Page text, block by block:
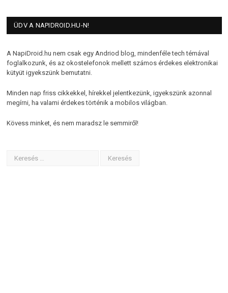
ÜDV A NAPIDROID.HU-N!
A NapiDroid.hu nem csak egy Andriod blog, mindenféle tech témával
foglalkozunk, és az okostelefonok mellett számos érdekes elektronikai
kütyüt igyekszünk bemutatni.
Minden nap friss cikkekkel, hírekkel jelentkezünk, igyekszünk azonnal
megírni, ha valami érdekes történik a mobilos világban.
Kövess minket, és nem maradsz le semmiről!